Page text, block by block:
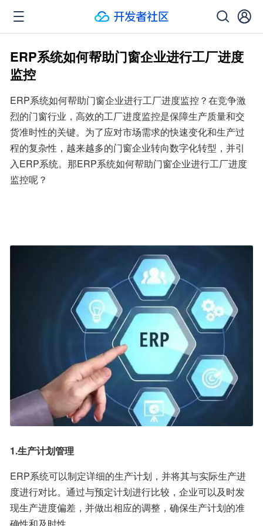
ERP系统如何帮助门窗企业进行工厂进度
监控
ERP系统如何帮助门窗企业进行工厂进度监控？在竞争激
烈的门窗行业，高效的工厂进度监控是保障生产质量和交
货准时性的关键。为了应对市场需求的快速变化和生产过
程的复杂性，越来越多的门窗企业转向数字化转型，并引
入ERP系统。那ERP系统如何帮助门窗企业进行工厂进度
监控呢？
1.生产计划管理
ERP系统可以制定详细的生产计划，并将其与实际生产进
度进行对比。通过与预定计划进行比较，企业可以及时发
现生产进度偏差，并做出相应的调整，确保生产计划的准